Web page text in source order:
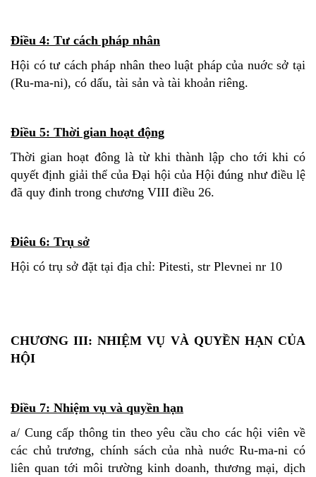
Điều 4: Tư cách pháp nhân
Hội có tư cách pháp nhân theo luật pháp của nuớc sở tại
(Ru-ma-ni), có dấu, tài sản và tài khoản riêng.
Điều 5: Thời gian hoạt động
Thời gian hoạt đông là từ khi thành lập cho tới khi có
quyết định giải thể của Đại hội của Hội đúng như điều lệ
đã quy đinh trong chương VIII điều 26.
Điêu 6: Trụ sở
Hội có trụ sở đặt tại địa chỉ: Pitesti, str Plevnei nr 10
CHƯƠNG III: NHIỆM VỤ VÀ QUYỀN HẠN CỦA
HỘI
Điều 7: Nhiệm vụ và quyền hạn
a/ Cung cấp thông tin theo yêu cầu cho các hội viên về
các chủ trương, chính sách của nhà nuớc Ru-ma-ni có
liên quan tới môi trường kinh doanh, thương mại, dịch